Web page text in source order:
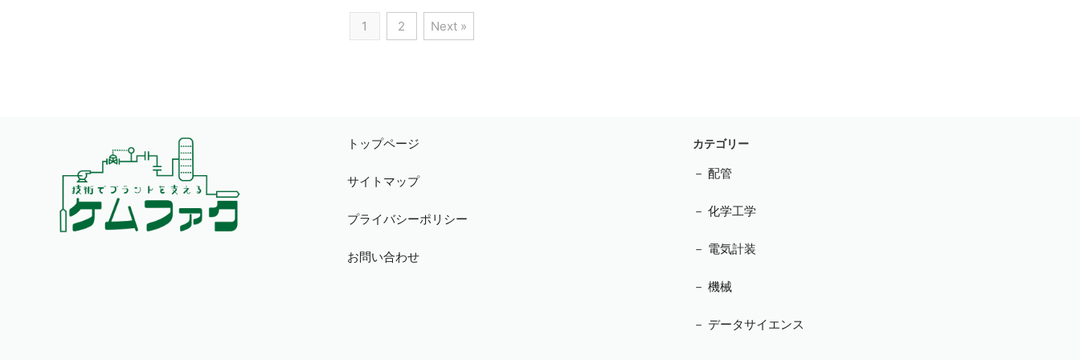
1 2 Next »
トップページ
サイトマップ
プライバシーポリシー
お問い合わせ
カテゴリー
－ 配管
－ 化学工学
－ 電気計装
－ 機械
－ データサイエンス